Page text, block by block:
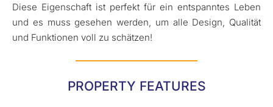
Diese Eigenschaft ist perfekt für ein entspanntes Leben
und es muss gesehen werden, um alle Design, Qualität
und Funktionen voll zu schätzen!
PROPERTY FEATURES